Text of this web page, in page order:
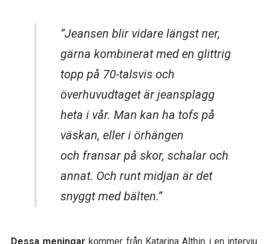
”Jeansen blir vidare längst ner,
gärna kombinerat med en glittrig
topp på 70-talsvis och
överhuvudtaget är jeansplagg
heta i vår. Man kan ha tofs på
väskan, eller i örhängen
och fransar på skor, schalar och
annat. Och runt midjan är det
snyggt med bälten.”
Dessa meningar kommer från Katarina Althin i en intervju